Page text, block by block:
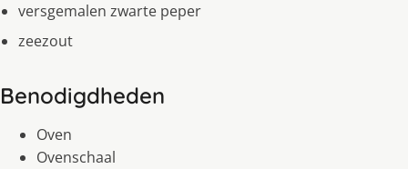
versgemalen zwarte peper
zeezout
Benodigdheden
Oven
Ovenschaal